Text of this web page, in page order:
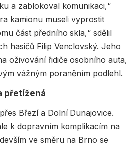
a zablokoval komunikaci,“
kamionu museli vyprostit
část předního skla,“ sdělil
hasičů Filip Venclovský. Jeho
oživování řidiče osobního auta,
vážným poraněním podlehl.
přetížená
Březí a Dolní Dunajovice.
k dopravním komplikacím na
ve směru na Brno se